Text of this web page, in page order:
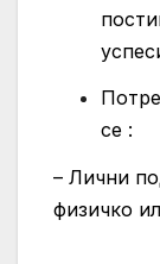
се :
– Лични
физичко